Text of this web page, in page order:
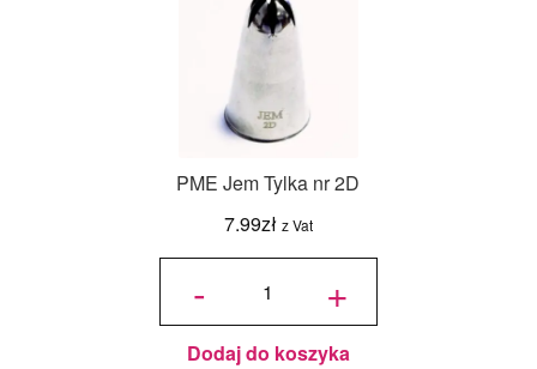
PME Jem Tylka nr 2D
7.99zł z Vat
-
ilość
Tylka +
Dodaj do koszyka